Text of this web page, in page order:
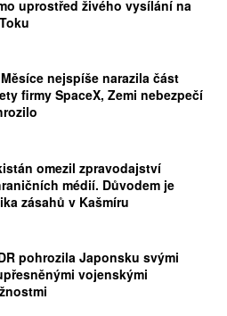
uprostřed živého vysílání na
nejspíše narazila část
firmy SpaceX, Zemi nebezpečí
omezil zpravodajství
médií. Důvodem je
zásahů v Kašmíru
pohrozila Japonsku svými
vojenskými